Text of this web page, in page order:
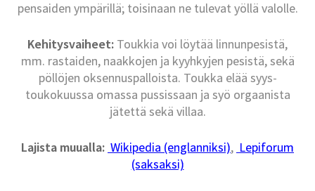
pensaiden ympärillä; toisinaan ne tulevat yöllä valolle.
Kehitysvaiheet: Toukkia voi löytää linnunpesistä,
mm. rastaiden, naakkojen ja kyyhkyjen pesistä, sekä
pöllöjen oksennuspalloista. Toukka elää syys-
toukokuussa omassa pussissaan ja syö orgaanista
jätettä sekä villaa.
Lajista muualla: Wikipedia (englanniksi), Lepiforum
(saksaksi)